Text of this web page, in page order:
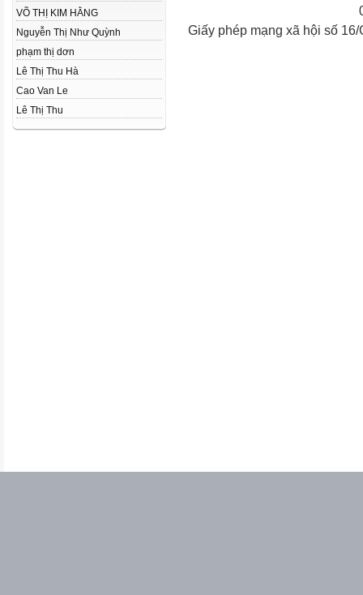
VÕ THỊ KIM HẰNG
Nguyễn Thị Như Quỳnh
phạm thị dơn
Lê Thị Thu Hà
Cao Van Le
Lê Thị Thu
Giấy phép mạng xã hội số